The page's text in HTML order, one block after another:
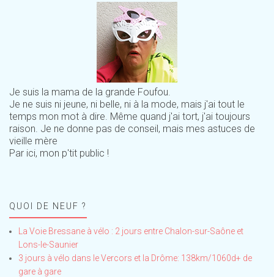
Je suis la mama de la grande Foufou.
Je ne suis ni jeune, ni belle, ni à la mode, mais j'ai tout le
temps mon mot à dire. Même quand j'ai tort, j'ai toujours
raison. Je ne donne pas de conseil, mais mes astuces de
vieille mère
Par ici, mon p'tit public !
QUOI DE NEUF ?
La Voie Bressane à vélo : 2 jours entre Chalon-sur-Saône et
Lons-le-Saunier
3 jours à vélo dans le Vercors et la Drôme: 138km/1060d+ de
gare à gare